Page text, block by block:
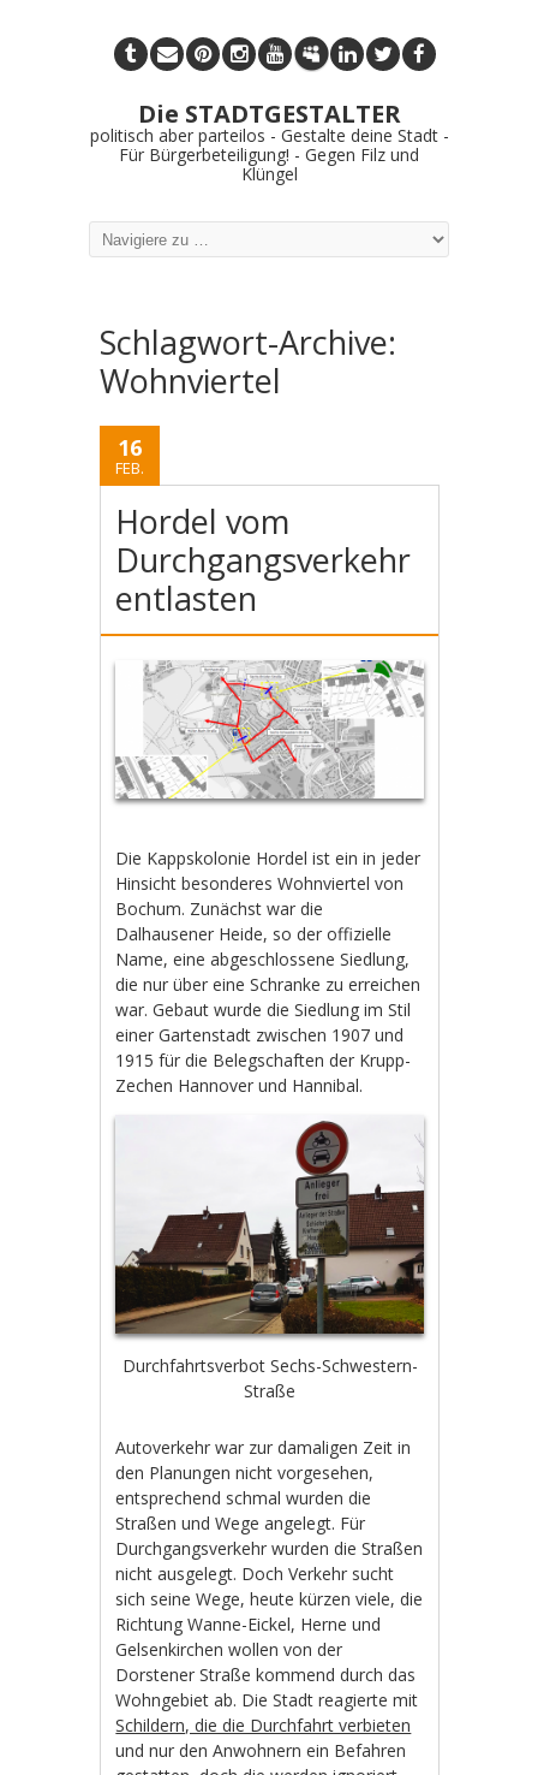
Die STADTGESTALTER
politisch aber parteilos - Gestalte deine Stadt -
Für Bürgerbeteiligung! - Gegen Filz und
Klüngel
Schlagwort-Archive:
Wohnviertel
16
FEB.
Hordel vom
Durchgangsverkehr
entlasten
Die Kappskolonie Hordel ist ein in jeder
Hinsicht besonderes Wohnviertel von
Bochum. Zunächst war die
Dalhausener Heide, so der offizielle
Name, eine abgeschlossene Siedlung,
die nur über eine Schranke zu erreichen
war. Gebaut wurde die Siedlung im Stil
einer Gartenstadt zwischen 1907 und
1915 für die Belegschaften der Krupp-
Zechen Hannover und Hannibal.
Durchfahrtsverbot Sechs-Schwestern-
Straße
Autoverkehr war zur damaligen Zeit in
den Planungen nicht vorgesehen,
entsprechend schmal wurden die
Straßen und Wege angelegt. Für
Durchgangsverkehr wurden die Straßen
nicht ausgelegt. Doch Verkehr sucht
sich seine Wege, heute kürzen viele, die
Richtung Wanne-Eickel, Herne und
Gelsenkirchen wollen von der
Dorstener Straße kommend durch das
Wohngebiet ab. Die Stadt reagierte mit
Schildern, die die Durchfahrt verbieten
und nur den Anwohnern ein Befahren